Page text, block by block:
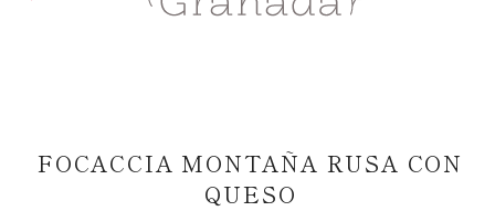
FOCACCIA MONTAÑA RUSA CON
QUESO